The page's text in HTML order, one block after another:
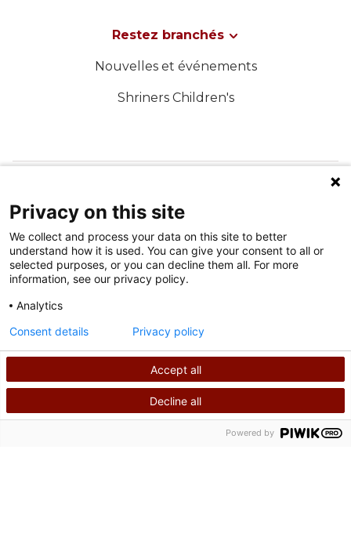
Restez branchés
Nouvelles et événements
Shriners Children's
Politique de confidentialité
©2026 Shriners International
APPELEZ-NOUS RECHERCHER
Privacy on this site
We collect and process your data on this site to better
understand how it is used. You can give your consent to all or
selected purposes, or you can decline them all. For more
information, see our privacy policy.
Analytics
Accept all
Decline all
Consent details Privacy policy
Powered by